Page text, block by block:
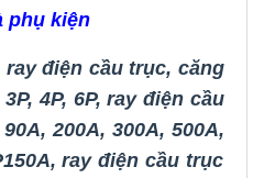
phụ kiện
ray điện cầu trục, căng
4P, 6P,ray điện cầu
200A, 300A, 500A,
,ray điện cầu trục